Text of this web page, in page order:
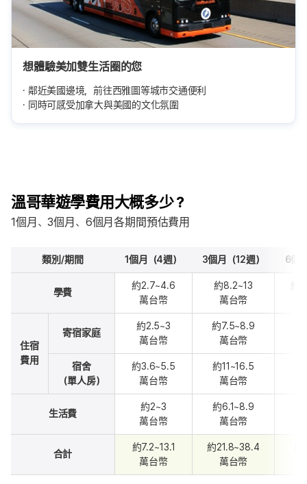
想體驗美加雙生活圈的您
鄰近美國邊境，前往西雅圖等城市交通便利
同時可感受加拿大與美國的文化氛圍
溫哥華遊學費用大概多少？
1個月、3個月、6個月各期間預估費用
類別/期間 1個月（4週） 3個月（12週） 6個
學費
約2.7~4.6
萬台幣
約8.2~13
萬台幣
約
住宿
費用
寄宿家庭
約2.5~3
萬台幣
約7.5~8.9
萬台幣
宿舍
（單人房）
約3.6~5.5
萬台幣
約11~16.5
萬台幣
生活費
約2~3
萬台幣
約6.1~8.9
萬台幣
合計
約7.2~13.1
萬台幣
約21.8~38.4
萬台幣